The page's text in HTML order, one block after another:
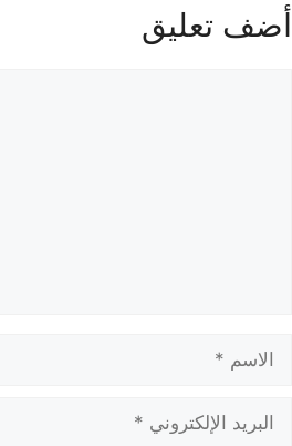
أضف تعليق
الاسم
البريد
الإلكتروني